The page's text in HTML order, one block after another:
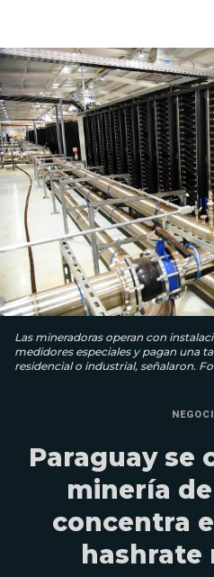
Las mineradoras operan con
medidores especiales y pagan una
residencial o industrial, señalaron.
Paraguay se
minería
concentra
hashrate